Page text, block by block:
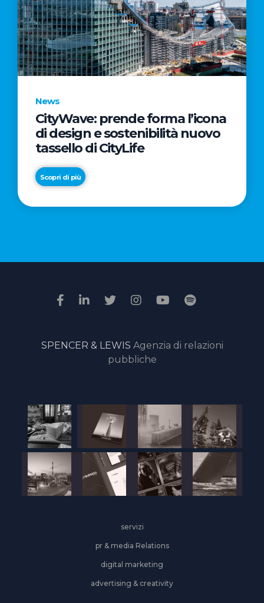
News
CityWave: prende forma l’icona
di design e sostenibilità nuovo
tassello di CityLife
Scopri di più
News
“Passione
il
della
giuria
online
SPENCER & LEWIS Agenzia di relazioni
pubbliche
servizi
pr & media Relations
digital marketing
advertising & creativity